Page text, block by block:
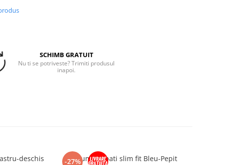
SCHIMB GRATUIT
Nu ti se potriveste? Trimiti produsul
inapoi.
deschis
-27%
Costum barbati slim fit Bleu-Pepit